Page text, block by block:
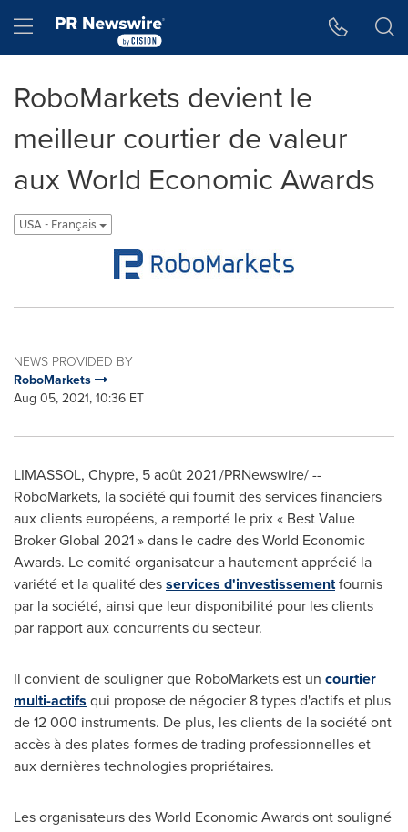
Hamburger menu
RoboMarkets devient le
meilleur courtier de valeur
aux World Economic Awards
USA - Français
NEWS PROVIDED BY
RoboMarkets
Aug 05, 2021, 10:36 ET
LIMASSOL, Chypre, 5 août 2021 /PRNewswire/ --
RoboMarkets, la société qui fournit des services financiers
aux clients européens, a remporté le prix « Best Value
Broker Global 2021 » dans le cadre des World Economic
Awards. Le comité organisateur a hautement apprécié la
variété et la qualité desservices d'investissementfournis
par la société, ainsi que leur disponibilité pour les clients
par rapport aux concurrents du secteur.
Il convient de souligner que RoboMarkets est un courtier
multi-actifs qui propose de négocier 8 types d'actifs et plus
de 12 000 instruments. De plus, les clients de la société ont
accès à des plates-formes de trading professionnelles et
aux dernières technologies propriétaires.
Les organisateurs des World Economic Awards ont souligné